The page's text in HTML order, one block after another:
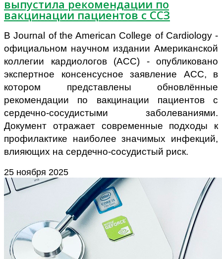
выпустила рекомендации по
вакцинации пациентов с ССЗ
В Journal of the American College of Cardiology -
официальном научном издании Американской
коллегии кардиологов (АСС) - опубликовано
экспертное консенсусное заявление АСС, в
котором представлены обновлённые
рекомендации по вакцинации пациентов с
сердечно-сосудистыми заболеваниями.
Документ отражает современные подходы к
профилактике наиболее значимых инфекций,
влияющих на сердечно-сосудистый риск.
25 ноября 2025